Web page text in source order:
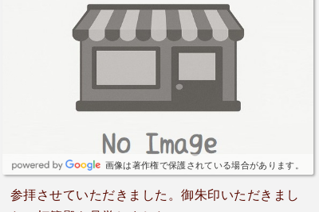
画像は著作権で保護されている場合があります。
参拝させていただきました。御朱印いただきまし